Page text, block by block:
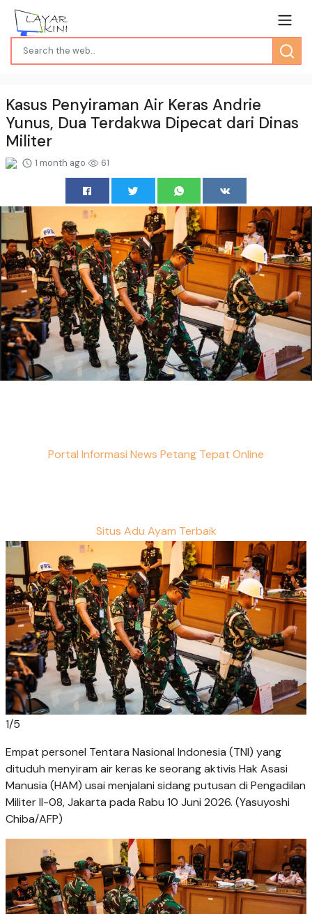
Kasus Penyiraman Air Keras Andrie
Yunus, Dua Terdakwa Dipecat dari Dinas
Militer
1 month ago 61
Portal Informasi News Petang Tepat Online
Situs Adu Ayam Terbaik
1/5
Empat personel Tentara Nasional Indonesia (TNI) yang
dituduh menyiram air keras ke seorang aktivis Hak Asasi
Manusia (HAM) usai menjalani sidang putusan di Pengadilan
Militer II-08, Jakarta pada Rabu 10 Juni 2026. (Yasuyoshi
Chiba/AFP)